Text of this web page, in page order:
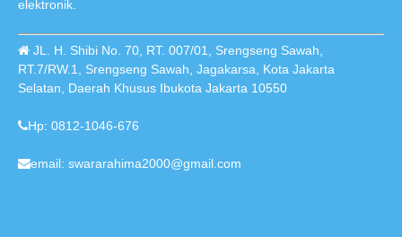
elektronik.
JL. H. Shibi No. 70, RT. 007/01, Srengseng Sawah,
RT.7/RW.1, Srengseng Sawah, Jagakarsa, Kota Jakarta
Selatan, Daerah Khusus Ibukota Jakarta 10550
Hp: 0812-1046-676
email: swararahima2000@gmail.com